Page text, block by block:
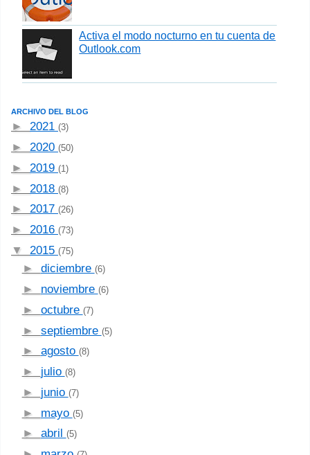
Activa el modo nocturno en tu cuenta de
Outlook.com
ARCHIVO DEL BLOG
► 2021 (3)
► 2020 (50)
► 2019 (1)
► 2018 (8)
► 2017 (26)
► 2016 (73)
▼ 2015 (75)
► diciembre (6)
► noviembre (6)
► octubre (7)
► septiembre (5)
► agosto (8)
► julio (8)
► junio (7)
► mayo (5)
► abril (5)